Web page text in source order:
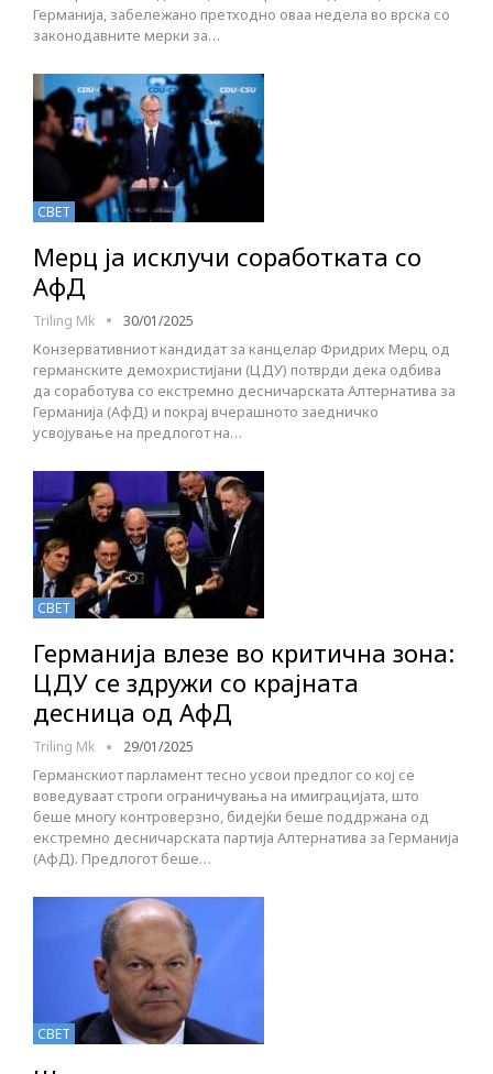
Германија, забележано претходно оваа недела во врска со
законодавните мерки за…
СВЕТ
Мерц ја исклучи соработката со
АфД
Triling Mk 30/01/2025
Конзервативниот кандидат за канцелар Фридрих Мерц од
германските демохристијани (ЦДУ) потврди дека одбива
да соработува со екстремно десничарската Алтернатива за
Германија (АфД) и покрај вчерашното заедничко
усвојување на предлогот на…
СВЕТ
Германија влезе во критична зона:
ЦДУ се здружи со крајната
десница од АфД
Triling Mk 29/01/2025
Германскиот парламент тесно усвои предлог со кој се
воведуваат строги ограничувања на имиграцијата, што
беше многу контроверзно, бидејќи беше поддржана од
екстремно десничарската партија Алтернатива за Германија
(АфД). Предлогот беше…
СВЕТ